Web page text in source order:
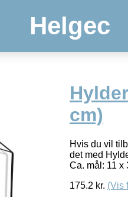
Helgec
cm)
Hvis du vil
det med
Ca. mål: 11 x
175.2 kr. (Vis